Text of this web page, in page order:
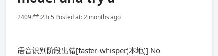
2409:**:23c5 Posted at: 2 months ago
语音识别阶段出错[faster-whisper(本地)] No